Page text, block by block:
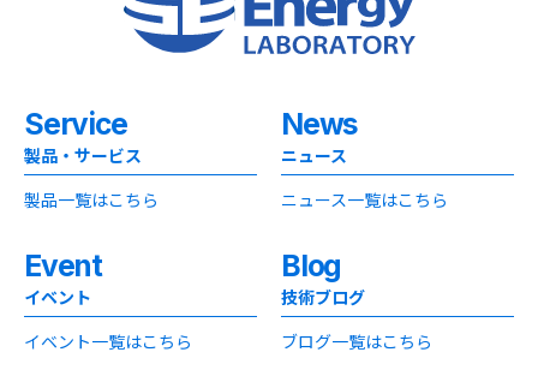
Service
製品・サービス
製品一覧はこちら
News
ニュース
ニュース一覧はこちら
Event
イベント
イベント一覧はこちら
Blog
技術ブログ
ブログ一覧はこちら